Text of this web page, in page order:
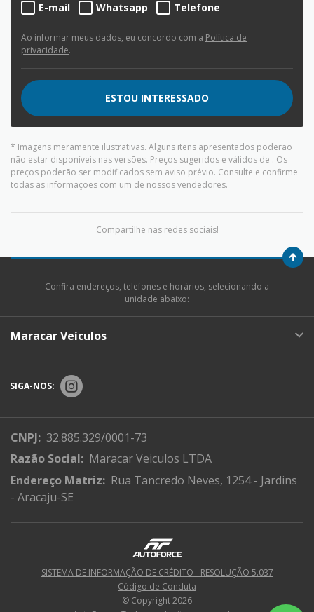
E-mail
Whatsapp Telefone
Ao informar meus dados, eu concordo com a Política de
privacidade.
ESTOU INTERESSADO
* Imagens meramente ilustrativas. Alguns itens apresentados poderão
não estar disponíveis nas versões. Preços sugeridos e válidos de . Os
preços poderão ser modificados sem aviso prévio. Consulte e confirme
todas as informações com um de nossos vendedores.
Compartilhe nas redes sociais!
Confira endereços, telefones e horários, selecionando a
unidade abaixo:
Maracar Veículos
SIGA-NOS:
CNPJ: 32.885.329/0001-73
Razão Social: Maracar Veiculos LTDA
Endereço Matriz: Rua Tancredo Neves, 1254 - Jardins
- Aracaju-SE
SISTEMA DE INFORMAÇÃO DE CRÉDITO - RESOLUÇÃO 5.037
Código de Conduta
© Copyright 2026